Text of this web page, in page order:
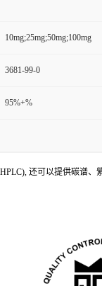
10mg;25mg;50mg;100mg
3681-99-0
95%+%
还可以提供碳谱